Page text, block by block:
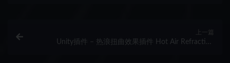
上一篇
Unity插件 – 热浪扭曲效果插件 Hot Air Refraction